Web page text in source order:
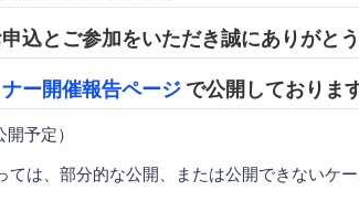
込とご参加をいただき誠にありがとう
ー開催報告ページ で公開しております
予定）
ては、部分的な公開、または公開できないケ